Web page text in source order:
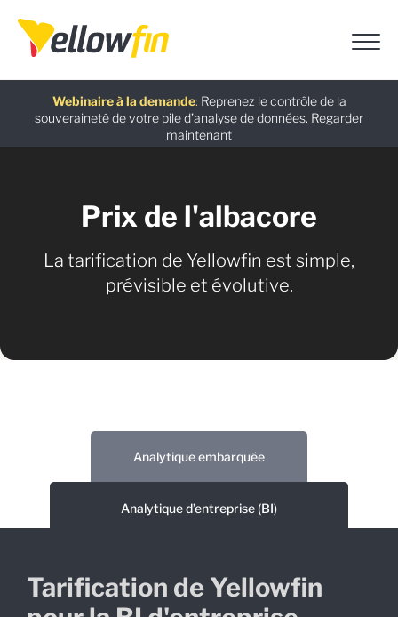
Webinaire à la demande Reprenez le contrôle de la
souveraineté de votre pile d’analyse de données. Regarder
maintenant
Dernière version: Découvrez les dernières fonctionnalités
basées sur l’IA introduites dans Yellowfin version 9.17.
Guide gratuit L’alternative à Power BI : guide de migration
Télécharger maintenant
Assistants chatbot IA Utilisez Ask Yellowfin et Code Assistant
pour obtenir rapidement des réponses sur Yellowfin : Essayez
maintenant
Prix de l'albacore
La tarification de Yellowfin est simple,
prévisible et évolutive.
Analytique embarquée
Analytique d’entreprise (BI)
Tarification de Yellowfin